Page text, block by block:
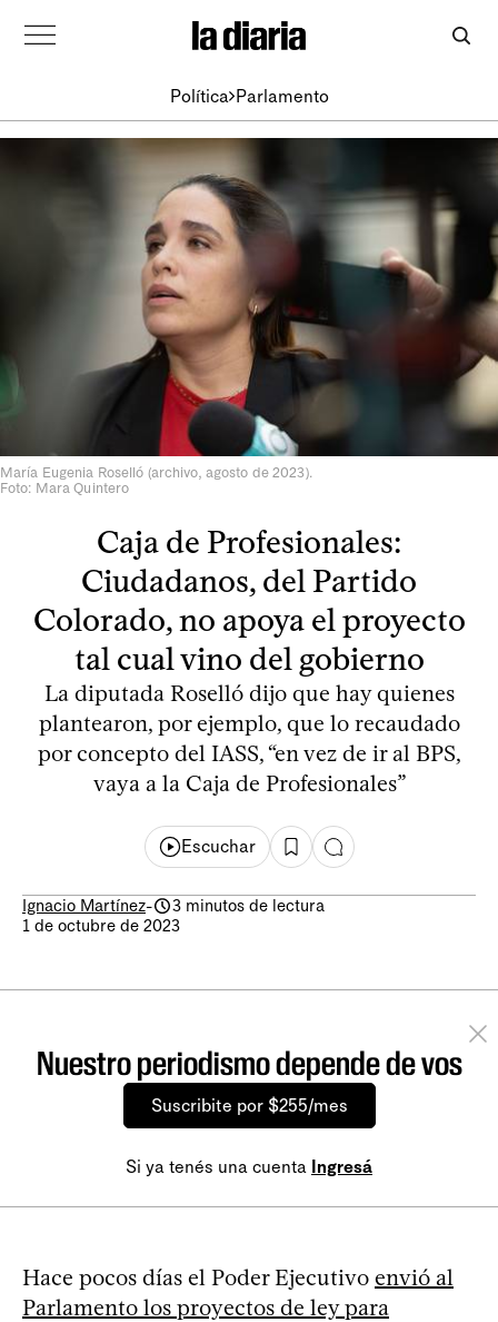
Política Parlamento
María Eugenia Roselló (archivo, agosto de 2023).
Foto: Mara Quintero
Caja de Profesionales:
Ciudadanos, del Partido
Colorado, no apoya el proyecto
tal cual vino del gobierno
La diputada Roselló dijo que hay quienes
plantearon, por ejemplo, que lo recaudado
por concepto del IASS, “en vez de ir al BPS,
vaya a la Caja de Profesionales”
Escuchar
Ignacio Martínez-
3 minutos de lectura
1 de octubre de 2023
Nuestro periodismo depende de vos
Suscribite por $255/mes
Si ya tenés una cuenta Ingresá
Hace pocos días el Poder Ejecutivo envió al
Parlamento los proyectos de ley para